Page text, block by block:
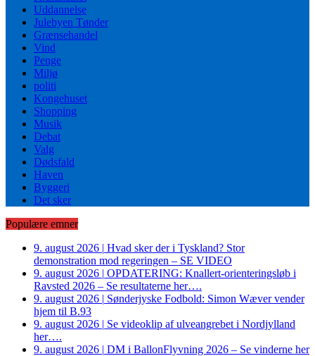
Uddannelse
Julebyen Tønder
Grænsehandel
Vind
Penge
Miljø
politi
Kongehuset
Shopping
Musik
Debat
Valg
Dødsfald
Haven
Byggeri
Det sker
Populære emner
9. august 2026 | Hvad sker der i Tyskland? Stor
demonstration mod regeringen – SE VIDEO
9. august 2026 | OPDATERING: Knallert-orienteringsløb i
Ravsted 2026 – Se resultaterne her….
9. august 2026 | Sønderjyske Fodbold: Simon Wæver vender
hjem til B.93
9. august 2026 | Se videoklip af ulveangrebet i Nordjylland
her….
9. august 2026 | DM i BallonFlyvning 2026 – Se vinderne her